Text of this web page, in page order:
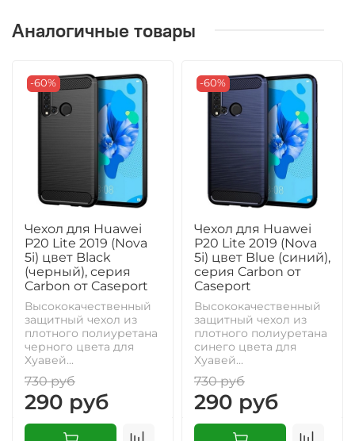
Аналогичные товары
-60%
Чехол для Huawei
P20 Lite 2019 (Nova
5i) цвет Black
(черный), серия
Carbon от Caseport
Высококачественный
защитный чехол из
плотного полиуретана
черного цвета для
Хуавей...
730 руб
290 руб
-60%
Чехол для Huawei
P20 Lite 2019 (Nova
5i) цвет Blue (синий),
серия Carbon от
Caseport
Высококачественный
защитный чехол из
плотного полиуретана
синего цвета для
Хуавей...
730 руб
290 руб